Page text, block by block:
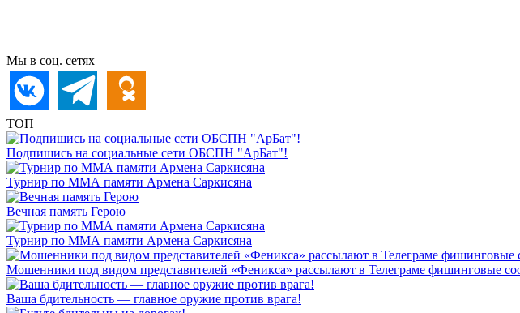
Мы в соц. сетях
ТОП
Подпишись на социальные сети ОБСПН "АрБат"!
Турнир по ММА памяти Армена Саркисяна
Вечная память Герою
Турнир по ММА памяти Армена Саркисяна
Мошенники под видом представителей «Феникса» рассылают в Телеграме фишинговые
Ваша бдительность — главное оружие против врага!